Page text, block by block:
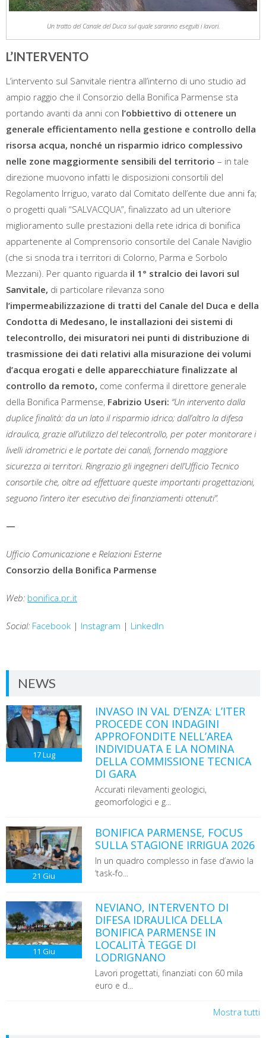
Un tratto del Canale del Duca sul quale saranno eseguiti i lavori.
L’INTERVENTO
L’intervento sul Sanvitale rientra all’interno di uno studio ad
ampio raggio che il Consorzio della Bonifica Parmense sta
portando avanti da anni con l’obbiettivo di ottenere un
generale efficientamento nella gestione e controllo della
risorsa acqua, nonché un risparmio idrico complessivo
nelle zone maggiormente sensibili del territorio – in tale
direzione muovono infatti le disposizioni consortili del
Regolamento Irriguo, varato dal Comitato dell’ente due anni fa;
o progetti quali “SALVACQUA”, finalizzato ad un ulteriore
miglioramento sulle prestazioni della rete idrica di bonifica
appartenente al Comprensorio consortile del Canale Naviglio
(che si snoda tra i territori di Colorno, Parma e Sorbolo
Mezzani). Per quanto riguarda il 1° stralcio dei lavori sul
Sanvitale, di particolare rilevanza sono
l’impermeabilizzazione di tratti del Canale del Duca e della
Condotta di Medesano, le installazioni dei sistemi di
telecontrollo, dei misuratori nei punti di distribuzione di
trasmissione dei dati relativi alla misurazione dei volumi
d’acqua erogati e delle apparecchiature finalizzate al
controllo da remoto, come conferma il direttore generale
della Bonifica Parmense, Fabrizio Useri: “Un intervento dalla
duplice finalità: da un lato il risparmio idrico; dall’altro la difesa
idraulica, grazie all’utilizzo del telecontrollo, per poter monitorare i
livelli idrometrici e le portate dei canali, fornendo maggiore
sicurezza ai territori. Ringrazio gli ingegneri dell’Ufficio Tecnico
consortile che, oltre ad effettuare queste importanti progettazioni,
seguono l’intero iter esecutivo dei finanziamenti ottenuti”.
—
Ufficio Comunicazione e Relazioni Esterne
Consorzio della Bonifica Parmense
Web: bonifica.pr.it
Social: Facebook | Instagram | LinkedIn
NEWS
17Lug
INVASO IN VAL D’ENZA: L’ITER
PROCEDE CON INDAGINI
APPROFONDITE NELL’AREA
INDIVIDUATA E LA NOMINA
DELLA COMMISSIONE TECNICA
DI GARA
Accurati rilevamenti geologici,
geomorfologici e g...
21 Giu
BONIFICA PARMENSE, FOCUS
SULLA STAGIONE IRRIGUA 2026
In un quadro complesso in fase d’avvio la
‘task-fo...
11 Giu
NEVIANO, INTERVENTO DI
DIFESA IDRAULICA DELLA
BONIFICA PARMENSE IN
LOCALITÀ TEGGE DI
LODRIGNANO
Lavori progettati, finanziati con 60 mila
euro e d...
Mostra tutti